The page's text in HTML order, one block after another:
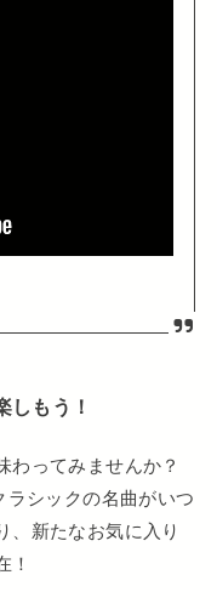
しもう！
わってみませんか？
ラシックの名曲がいつ
、新たなお気に入り
！